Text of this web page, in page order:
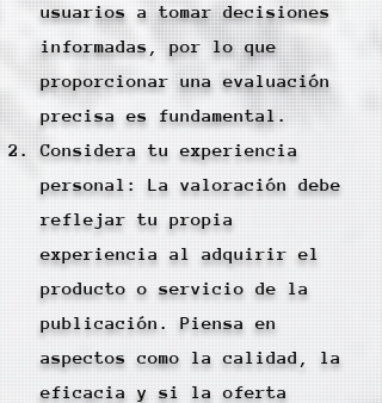
usuarios a tomar decisiones
informadas, por lo que
proporcionar una evaluación
precisa es fundamental.
Considera tu experiencia
personal: La valoración debe
reflejar tu propia
experiencia al adquirir el
producto o servicio de la
publicación. Piensa en
aspectos como la calidad, la
eficacia y si la oferta